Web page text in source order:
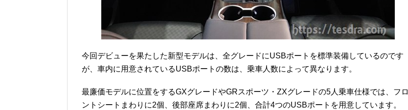
今回デビューを果たした新型モデルは、全グレードにUSBポートを標準装備しているのです
が、車内に用意されているUSBポートの数は、乗車人数によって異なります。
最廉価モデルに位置をするGXグレードやGRスポーツ・ZXグレードの5人乗車仕様では、フロ
ントシートまわりに2個、後部座席まわりに2個、合計4つのUSBポートを用意しています。